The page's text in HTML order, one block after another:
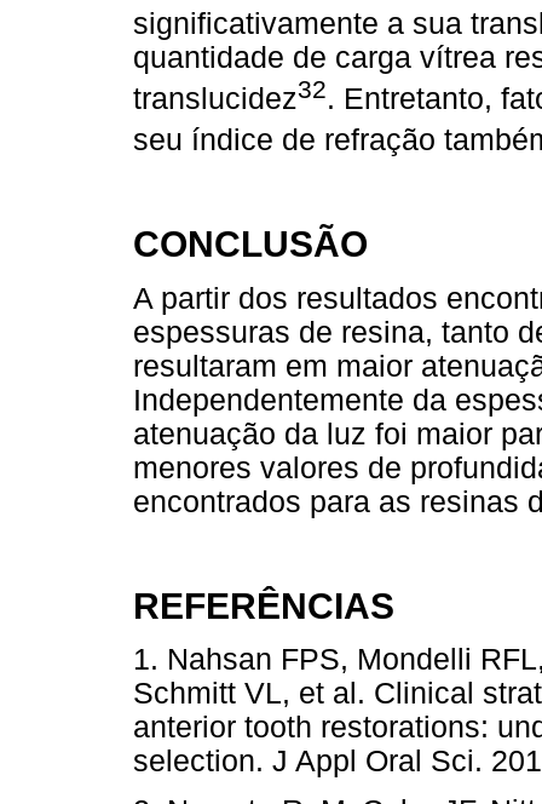
significativamente a sua
quantidade de carga vítrea
translucidez32. Entretanto,
seu índice de refração
CONCLUSÃO
A partir dos resultados
espessuras de resina, tanto
resultaram em maior
Independentemente da
atenuação da luz foi maior
menores valores de
encontrados para as resinas
REFERÊNCIAS
1. Nahsan FPS, Mondelli
Schmitt VL, et al. Clinical
anterior tooth restorations:
selection. J Appl Oral Sci.